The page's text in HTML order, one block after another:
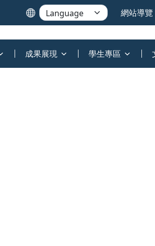
網站導覽
成果展現 學生專區